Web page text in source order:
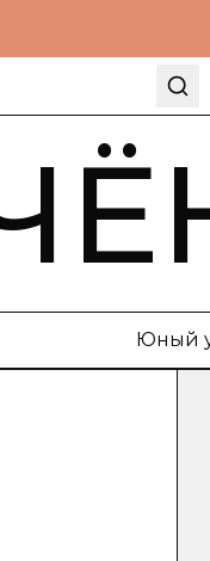
Юный